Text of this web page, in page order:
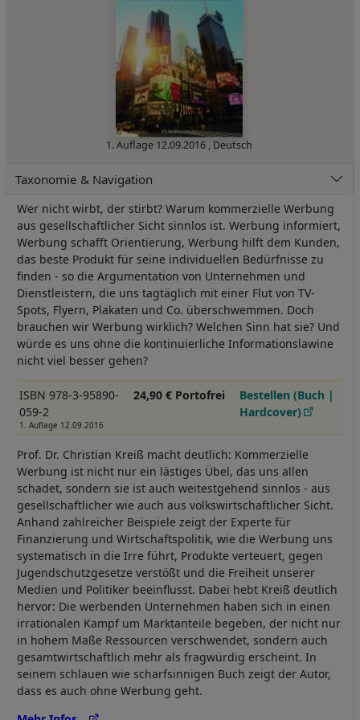
1. Auflage 12.09.2016 , Deutsch
Taxonomie & Navigation
Wer nicht wirbt, der stirbt? Warum kommerzielle Werbung
aus gesellschaftlicher Sicht sinnlos ist. Werbung informiert,
Werbung schafft Orientierung, Werbung hilft dem Kunden,
das beste Produkt für seine individuellen Bedürfnisse zu
finden - so die Argumentation von Unternehmen und
Dienstleistern, die uns tagtäglich mit einer Flut von TV-
Spots, Flyern, Plakaten und Co. überschwemmen. Doch
brauchen wir Werbung wirklich? Welchen Sinn hat sie? Und
würde es uns ohne die kontinuierliche Informationslawine
nicht viel besser gehen?
ISBN 978-3-95890-
059-2
1. Auflage 12.09.2016
24,90 € Portofrei
Bestellen (Buch |
Hardcover)
Prof. Dr. Christian Kreiß macht deutlich: Kommerzielle
Werbung ist nicht nur ein lästiges Übel, das uns allen
schadet, sondern sie ist auch weitestgehend sinnlos - aus
gesellschaftlicher wie auch aus volkswirtschaftlicher Sicht.
Anhand zahlreicher Beispiele zeigt der Experte für
Finanzierung und Wirtschaftspolitik, wie die Werbung uns
systematisch in die Irre führt, Produkte verteuert, gegen
Jugendschutzgesetze verstößt und die Freiheit unserer
Medien und Politiker beeinflusst. Dabei hebt Kreiß deutlich
hervor: Die werbenden Unternehmen haben sich in einen
irrationalen Kampf um Marktanteile begeben, der nicht nur
in hohem Maße Ressourcen verschwendet, sondern auch
gesamtwirtschaftlich mehr als fragwürdig erscheint. In
seinem schlauen wie scharfsinnigen Buch zeigt der Autor,
dass es auch ohne Werbung geht.